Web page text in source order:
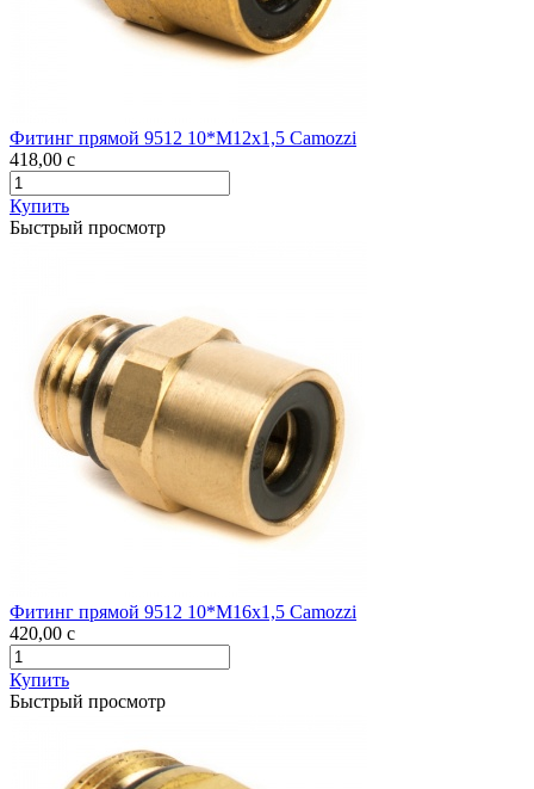
Фитинг прямой 9512 10*M12х1,5 Camozzi
418,00 c
Купить
Быстрый просмотр
Фитинг прямой 9512 10*М16х1,5 Camozzi
420,00 c
Купить
Быстрый просмотр